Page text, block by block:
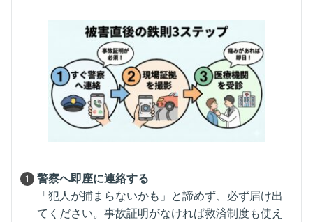
警察へ即座に連絡する
「犯人が捕まらないかも」と諦めず、必ず届け出
てください。事故証明がなければ救済制度も使え